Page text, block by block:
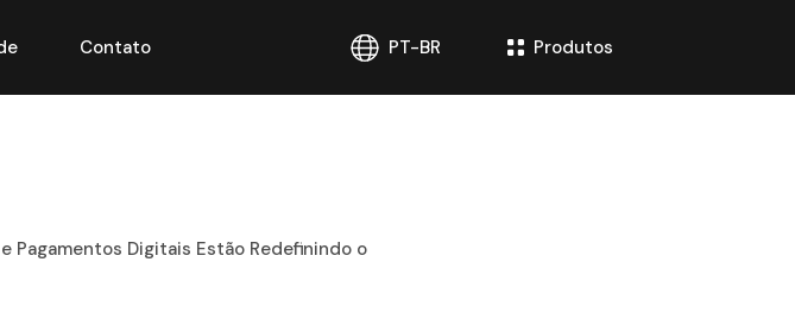
Contato Produtos
PT-BR
Pagamentos Digitais Estão Redefinindo o